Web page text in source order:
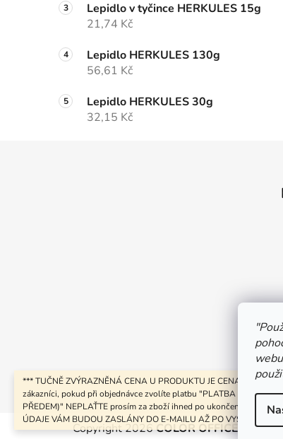
"
*** TUČNĚ ZVÝRAZNĚNÁ CENA U PRODUKTU JE CENA BEZ DPH
zákazníci, pokud při objednávce zvolíte platbu "PLATBA NA
PŘEDEM)" NEPLAŤTE prosím za zboží ihned po ukončení
ÚDAJE VÁM BUDOU ZASLÁNY DO E-MAILU AŽ PO VYSTAVENÍ
Lepidlo v tyčince HERKULES 15g
21,74 Kč
Lepidlo HERKULES 130g
56,61 Kč
Lepidlo HERKULES 30g
32,15 Kč
Copyright 2026COLOR OFFICE s.r.o..